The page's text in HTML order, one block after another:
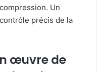
Un
précis de la
œuvre de